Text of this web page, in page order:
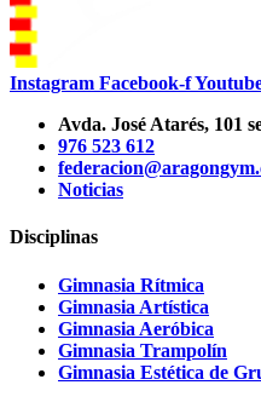
Instagram Facebook-f
Avda. José Atarés, 101
976 523 612
Noticias
Disciplinas
Gimnasia Rítmica
Gimnasia Artística
Gimnasia Aeróbica
Gimnasia Trampolín
Gimnasia Estética de